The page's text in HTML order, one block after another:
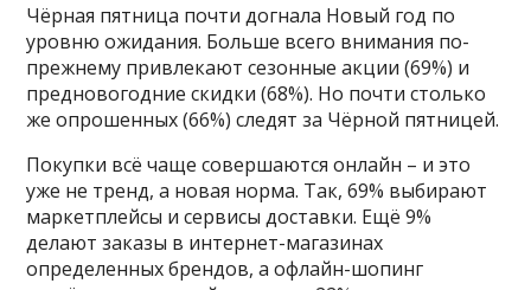
Чёрная пятница почти догнала Новый год по
уровню ожидания. Больше всего внимания по-
прежнему привлекают сезонные акции (69%) и
предновогодние скидки (68%). Но почти столько
же опрошенных (66%) следят за Чёрной пятницей.
Покупки всё чаще совершаются онлайн – и это
уже не тренд, а новая норма. Так, 69% выбирают
маркетплейсы и сервисы доставки. Ещё 9%
делают заказы в интернет-магазинах
определенных брендов, а офлайн-шопинг